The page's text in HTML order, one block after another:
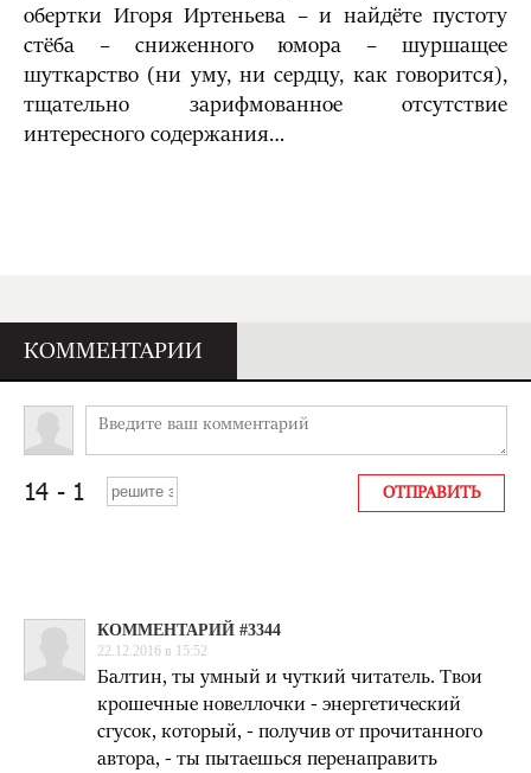
обертки Игоря Иртеньева – и найдёте пустоту
стёба – сниженного юмора – шуршащее
шуткарство (ни уму, ни сердцу, как говорится),
тщательно зарифмованное отсутствие
интересного содержания…
КОММЕНТАРИИ
КОММЕНТАРИЙ #3344
22.12.2016 в 15:52
Балтин, ты умный и чуткий читатель. Твои
крошечные новеллочки - энергетический
сгусок, который, - получив от прочитанного
автора, - ты пытаешься перенаправить